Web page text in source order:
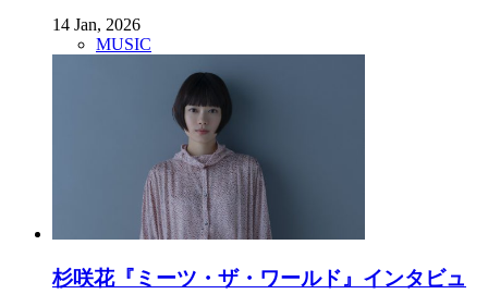
14 Jan, 2026
MUSIC
杉咲花『ミーツ・ザ・ワールド』インタビュ